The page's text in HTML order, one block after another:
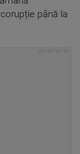
până la